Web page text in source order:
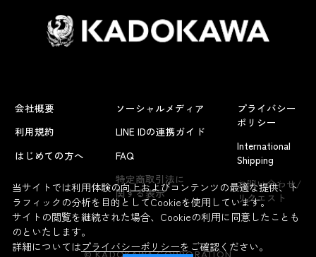
よくあるお問い合わせ
会社概要
利用規約
はじめての方へ
ソーシャルメディア
LINE IDの連携ガイド
FAQ
特定商取引法に
関する表示
プライバシー
ポリシー
International
Shipping
お問い合わせ/
リクエスト
© KADOKAWA CORPORATION
当サイトでは利用体験の向上およびコンテンツの最適な提供、ト
ラフィックの分析を目的としてCookieを使用しています。
サイトの閲覧を継続された場合、Cookieの利用に同意したことも
のといたします。
詳細についてはプライバシーポリシーをご確認ください。